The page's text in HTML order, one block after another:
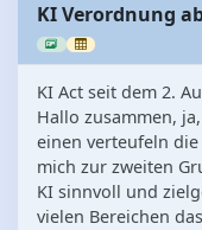
KI Verordnung
KI Act seit dem 2.
Hallo zusammen,
einen verteufeln
mich zur zweiten
KI sinnvoll und
vielen Bereichen